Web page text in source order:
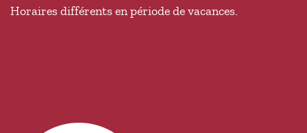
Horaires différents en période de vacances.